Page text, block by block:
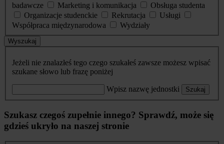
badawcze
Marketing i komunikacja
Obsługa studenta
Organizacje studenckie
Rekrutacja
Usługi
Współpraca międzynarodowa
Wydziały
Wyszukaj
Jeżeli nie znalazłeś tego czego szukałeś zawsze możesz wpisać
szukane słowo lub frazę poniżej
Wpisz nazwę jednostki Szukaj
Szukasz czegoś zupełnie innego? Sprawdź, może się
gdzieś ukryło na naszej stronie